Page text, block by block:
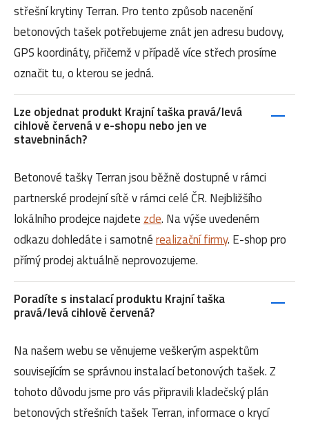
střešní krytiny Terran. Pro tento způsob nacenění
betonových tašek potřebujeme znát jen adresu budovy,
GPS koordináty, přičemž v případě více střech prosíme
označit tu, o kterou se jedná.
Lze objednat produkt Krajní taška pravá/levá
cihlově červená v e-shopu nebo jen ve
stavebninách?
Betonové tašky Terran jsou běžně dostupné v rámci
partnerské prodejní sítě v rámci celé ČR. Nejbližšího
lokálního prodejce najdete zde. Na výše uvedeném
odkazu dohledáte i samotnérealizační firmy. E-shop pro
přímý prodej aktuálně neprovozujeme.
Poradíte s instalací produktu Krajní taška
pravá/levá cihlově červená?
Na našem webu se věnujeme veškerým aspektům
souvisejícím se správnou instalací betonových tašek. Z
tohoto důvodu jsme pro vás připravili kladečský plán
betonových střešních tašek Terran, informace o krycí